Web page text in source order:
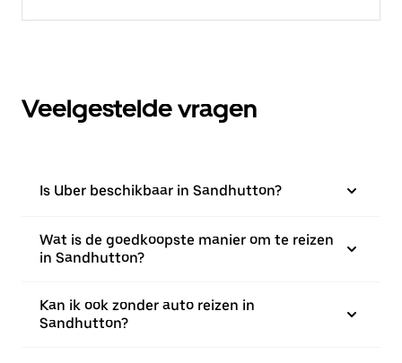
Veelgestelde vragen
Is Uber beschikbaar in Sandhutton?
Wat is de goedkoopste manier om te reizen
in Sandhutton?
Kan ik ook zonder auto reizen in
Sandhutton?